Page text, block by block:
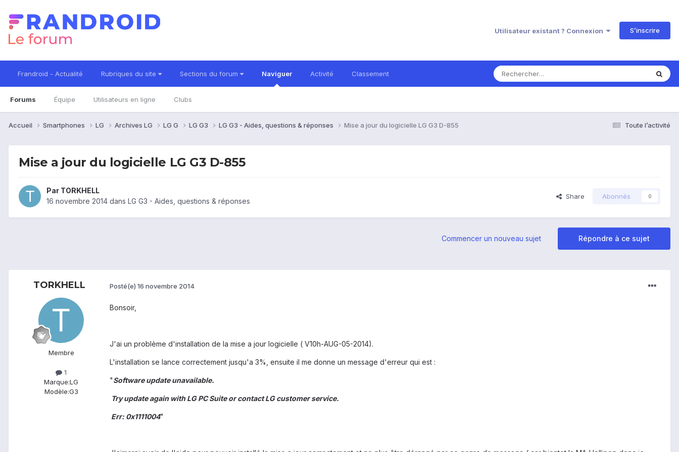
Utilisateur existant ? Connexion S’inscrire
Frandroid - Actualité Rubriques du site Sections du forum Naviguer
Forums Équipe Utilisateurs en ligne Clubs
Activité Classement
Toute l’activité
Accueil Smartphones LG Archives LG LG G LG G3 LG G3 - Aides, questions & réponses Mise a jour du logicielle LG G3 D-855
Mise a jour du logicielle LG G3 D-855
Par TORKHELL
16 novembre 2014 dans LG G3 - Aides, questions & réponses
Share Abonnés 0
Répondre à ce sujet
Commencer un nouveau sujet
TORKHELL
Membre
1
Marque:LG
Modèle:G3
Posté(e) 16 novembre 2014
Bonsoir,
J'ai un problème d'installation de la mise a jour logicielle ( V10h-AUG-05-2014).
L'installation se lance correctement jusqu'a 3%, ensuite il me donne un message d'erreur qui est :
"Software update unavailable.
Try update again with LG PC Suite or contact LG customer service.
Err: 0x1111004"